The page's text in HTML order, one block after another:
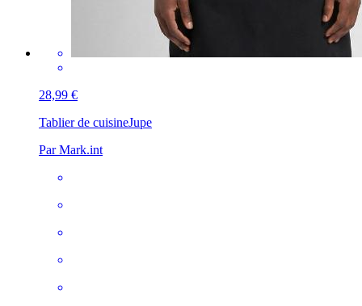
28,99 €
Tablier de cuisineJupe
Par Mark.int